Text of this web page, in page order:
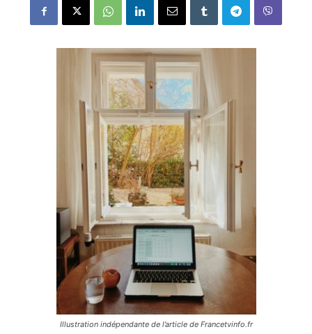
Illustration indépendante de l’article de Francetvinfo.fr